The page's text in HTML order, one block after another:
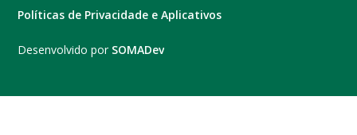
Políticas de Privacidade e Aplicativos
Desenvolvido por SOMADev